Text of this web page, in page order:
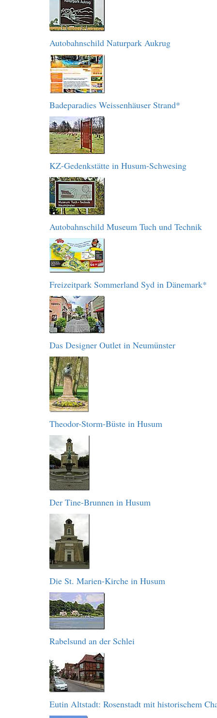
Autobahnschild Naturpark Aukrug
Badeparadies Weissenhäuser Strand*
KZ-Gedenkstätte in Husum-Schwesing
Autobahnschild Museum Tuch und Technik
Freizeitpark Sommerland Syd in Dänemark*
Das Designer Outlet in Neumünster
Theodor-Storm-Büste in Husum
Der Tine-Brunnen in Husum
Die St. Marien-Kirche in Husum
Rabelsund an der Schlei
Eutin Altstadt: Rosenstadt mit historischem